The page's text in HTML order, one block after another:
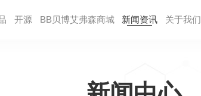
开源 BB贝博艾弗森商城 新闻资讯 关于我们